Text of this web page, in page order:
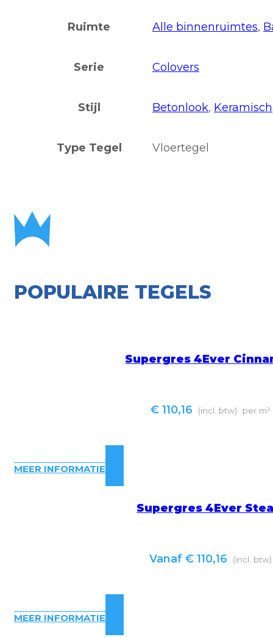
Ruimte Alle binnenruimtes,
Serie Colovers
Stijl Betonlook, Keramisch
Type Tegel Vloertegel
POPULAIRE TEGELS
Supergres 4Ever
€ 110,16 (incl. btw) per m²
MEER INFORMATIE
Supergres 4Ever
Vanaf€ 110,16 (incl. btw)
MEER INFORMATIE